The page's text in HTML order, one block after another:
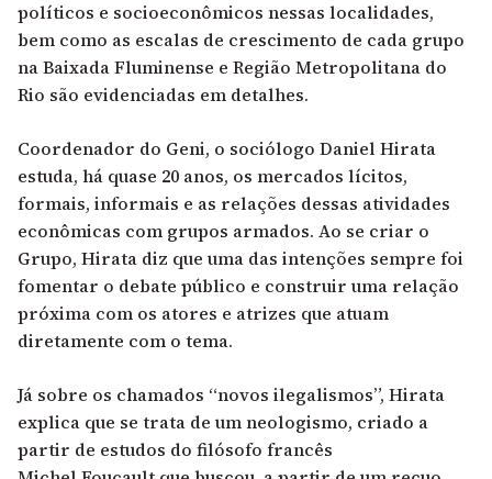
políticos e socioeconômicos nessas localidades,
bem como as escalas de crescimento de cada grupo
na Baixada Fluminense e Região Metropolitana do
Rio são evidenciadas em detalhes.
Coordenador do Geni, o sociólogo Daniel Hirata
estuda, há quase 20 anos, os mercados lícitos,
formais, informais e as relações dessas atividades
econômicas com grupos armados. Ao se criar o
Grupo, Hirata diz que uma das intenções sempre foi
fomentar o debate público e construir uma relação
próxima com os atores e atrizes que atuam
diretamente com o tema.
Já sobre os chamados “novos ilegalismos”, Hirata
explica que se trata de um neologismo, criado a
partir de estudos do filósofo francês